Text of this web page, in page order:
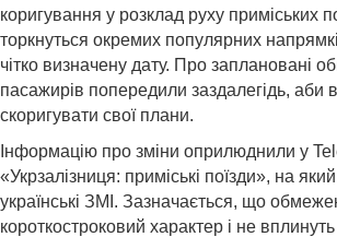
коригування у розклад руху приміських
торкнуться окремих популярних
чітко визначену дату. Про заплановані
пасажирів попередили заздалегідь, аби
скоригувати свої плани.
Інформацію про зміни оприлюднили у
«Укрзалізниця: приміські поїзди», на
українські ЗМІ. Зазначається, що
короткостроковий характер і не